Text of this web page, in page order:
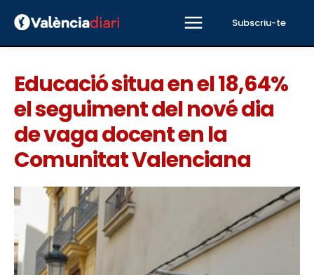
Subscriu-te
Educació situa en el 18,64%
el seguiment del nové dia
de vaga docent en la
Comunitat Valenciana